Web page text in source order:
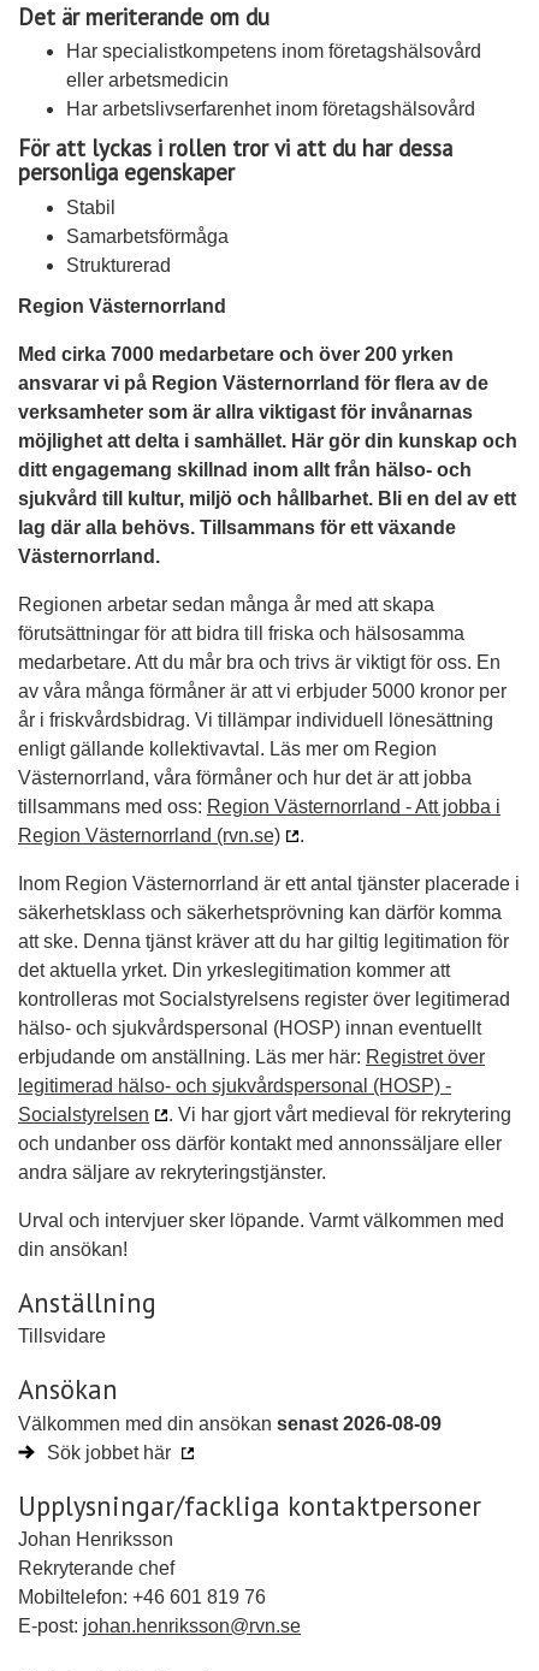
Det är meriterande om du
Har specialistkompetens inom företagshälsovård
eller arbetsmedicin
Har arbetslivserfarenhet inom företagshälsovård
För att lyckas i rollen tror vi att du har dessa
personliga egenskaper
Stabil
Samarbetsförmåga
Strukturerad
Region Västernorrland
Med cirka 7000 medarbetare och över 200 yrken
ansvarar vi på Region Västernorrland för flera av de
verksamheter som är allra viktigast för invånarnas
möjlighet att delta i samhället. Här gör din kunskap och
ditt engagemang skillnad inom allt från hälso- och
sjukvård till kultur, miljö och hållbarhet. Bli en del av ett
lag där alla behövs. Tillsammans för ett växande
Västernorrland.
Regionen arbetar sedan många år med att skapa
förutsättningar för att bidra till friska och hälsosamma
medarbetare. Att du mår bra och trivs är viktigt för oss. En
av våra många förmåner är att vi erbjuder 5000 kronor per
år i friskvårdsbidrag. Vi tillämpar individuell lönesättning
enligt gällande kollektivavtal. Läs mer om Region
Västernorrland, våra förmåner och hur det är att jobba
tillsammans med oss: Region Västernorrland - Att jobba i
Region Västernorrland (rvn.se)
.
Inom Region Västernorrland är ett antal tjänster placerade i
säkerhetsklass och säkerhetsprövning kan därför komma
att ske. Denna tjänst kräver att du har giltig legitimation för
det aktuella yrket. Din yrkeslegitimation kommer att
kontrolleras mot Socialstyrelsens register över legitimerad
hälso- och sjukvårdspersonal (HOSP) innan eventuellt
erbjudande om anställning. Läs mer här: Registret över
legitimerad hälso- och sjukvårdspersonal (HOSP) -
Socialstyrelsen
. Vi har gjort vårt medieval för rekrytering
och undanber oss därför kontakt med annonssäljare eller
andra säljare av rekryteringstjänster.
Urval och intervjuer sker löpande. Varmt välkommen med
din ansökan!
Anställning
Tillsvidare
Ansökan
Välkommen med din ansökan senast 2026-08-09
Sök jobbet här
Upplysningar/fackliga kontaktpersoner
Johan Henriksson
Rekryterande chef
Mobiltelefon: +46 601 819 76
E-post: johan.henriksson@rvn.se